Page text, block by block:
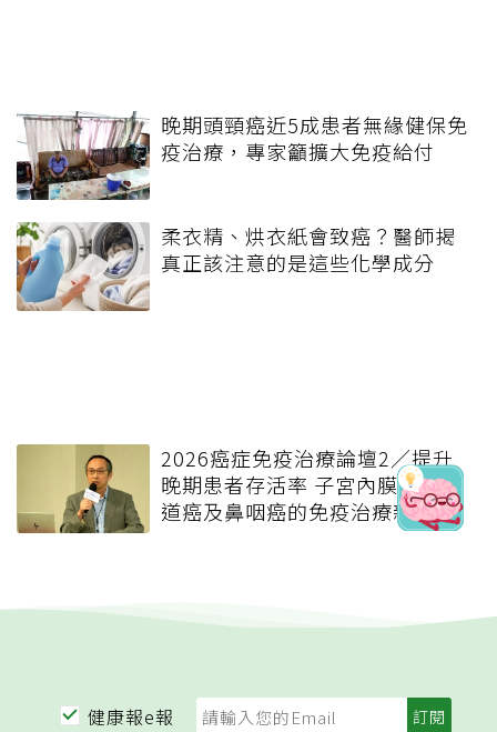
晚期頭頸癌近5成患者無緣健保免
疫治療，專家籲擴大免疫給付
柔衣精、烘衣紙會致癌？醫師揭
真正該注意的是這些化學成分
2026癌症免疫治療論壇2／提升
晚期患者存活率 子宮內膜癌、食
道癌及鼻咽癌的免疫治療新契機
健康報e報